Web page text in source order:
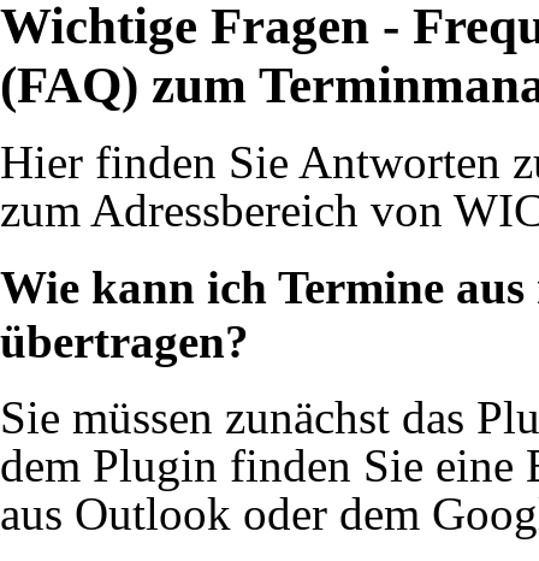
Wichtige Fragen -
(FAQ) zum
Hier finden Sie Antworten
zum Adressbereich von
Wie kann ich Termine
übertragen?
Sie müssen zunächst das
dem Plugin finden Sie eine
aus Outlook oder dem